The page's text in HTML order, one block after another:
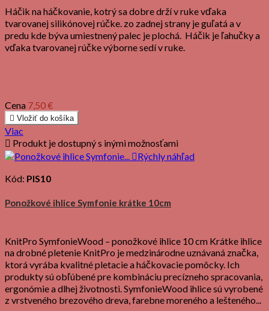
Háčik na háčkovanie, kotrý sa dobre drží v ruke vďaka
tvarovanej silikónovej rúčke. zo zadnej strany je guľatá a v
predu kde býva umiestnený palec je plochá. Háčik je ľahučky a
vďaka tvarovanej rúčke výborne sedí v ruke.
Cena 7,50 €
 Vložiť do košíka
Viac
 Produkt je dostupný s inými možnosťami
Rýchly náhľad
Kód: PIS10
Ponožkové ihlice Symfonie krátke 10cm
KnitPro SymfonieWood – ponožkové ihlice 10 cm Krátke ihlice
na drobné pletenie KnitPro je medzinárodne uznávaná značka,
ktorá vyrába kvalitné pletacie a háčkovacie pomôcky. Ich
produkty sú obľúbené pre kombináciu precízneho spracovania,
ergonómie a dlhej životnosti. SymfonieWood ihlice sú vyrobené
z vrstveného brezového dreva, farebne moreného a lešteného...